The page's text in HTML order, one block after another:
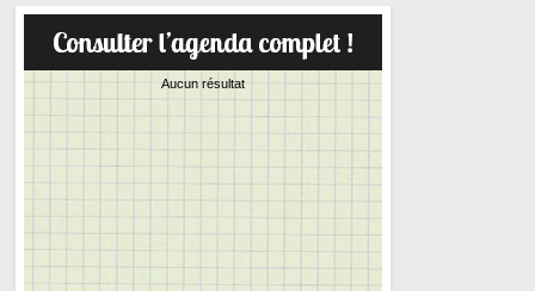
Aucun résultat